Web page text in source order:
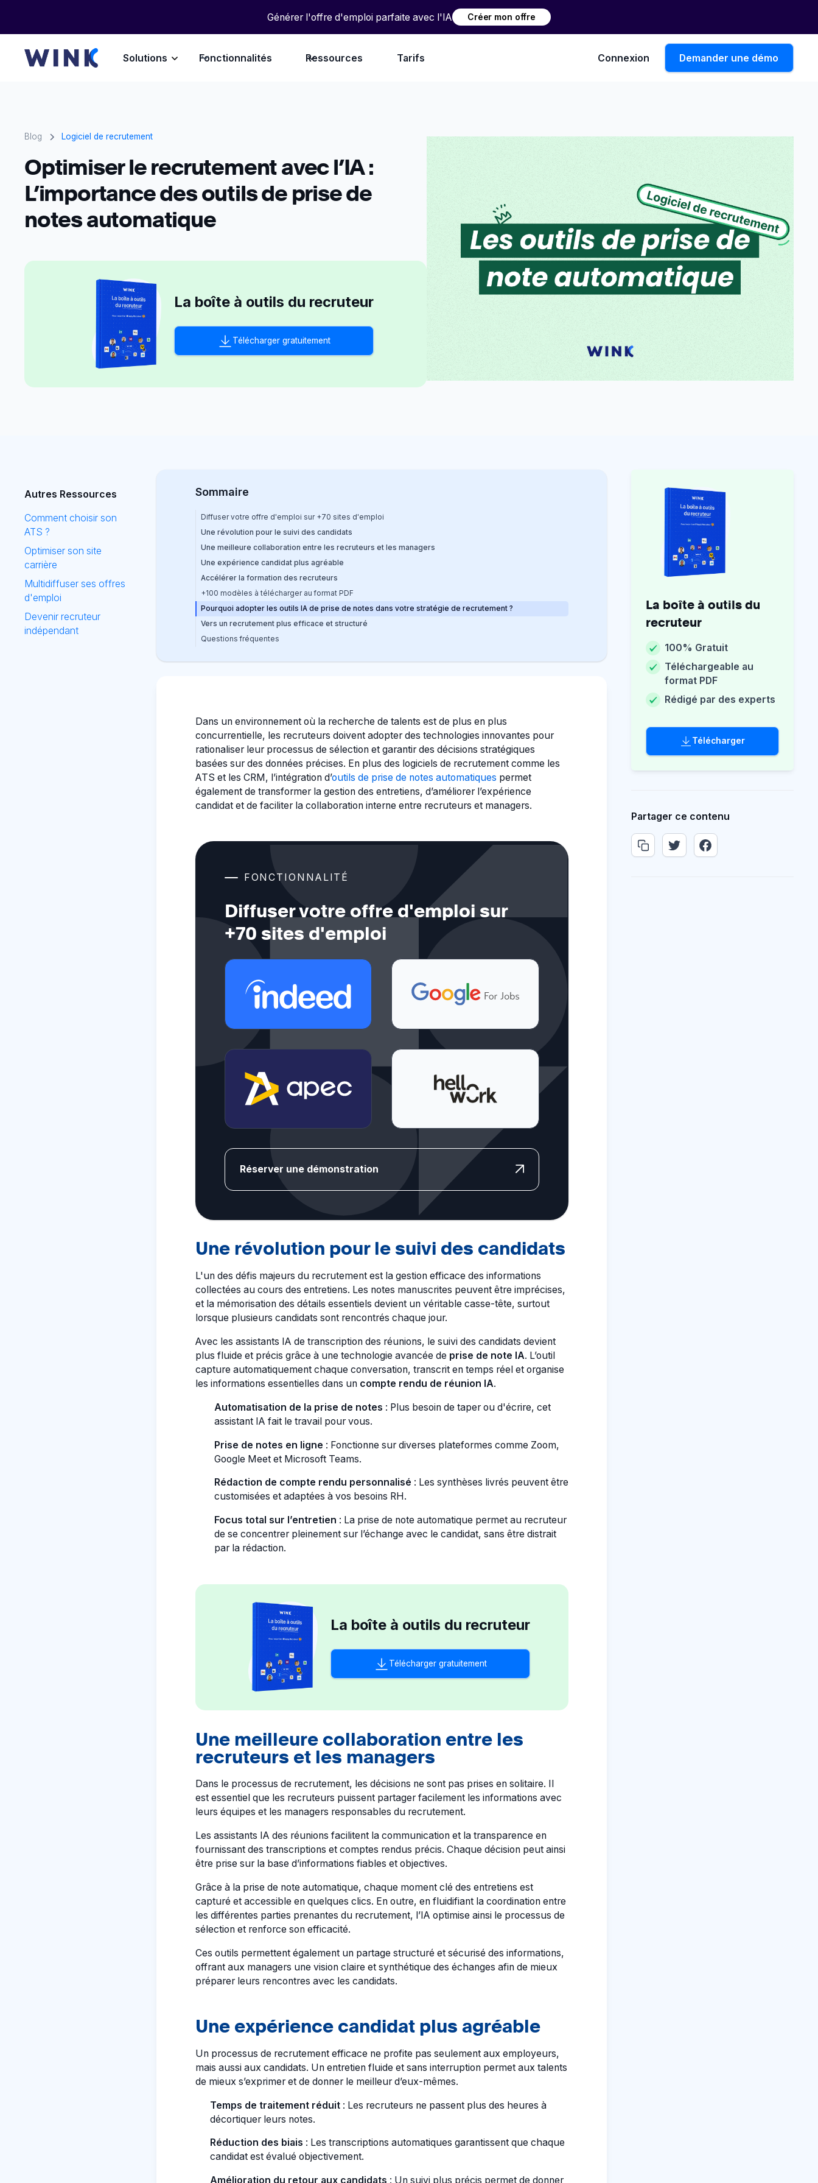
Générer l'offre d'emploi parfaite avec l'IA Créer mon offre
Solutions Fonctionnalités Ressources Tarifs Connexion Demander une démo
Blog Logiciel de recrutement
Optimiser le recrutement avec l’IA :
L’importance des outils de prise de
notes automatique
La boîte à outils du recruteur
Télécharger gratuitement
Autres Ressources
Comment choisir son
ATS ?
Optimiser son site
carrière
Multidiffuser ses offres
d'emploi
Devenir recruteur
indépendant
Sommaire
Diffuser votre offre d'emploi sur +70 sites d'emploi
Une révolution pour le suivi des candidats
Une meilleure collaboration entre les recruteurs et les managers
Une expérience candidat plus agréable
Accélérer la formation des recruteurs
+100 modèles à télécharger au format PDF
Pourquoi adopter les outils IA de prise de notes dans votre stratégie de recrutement ?
Vers un recrutement plus efficace et structuré
Questions fréquentes
Dans un environnement où la recherche de talents est de plus en plus
concurrentielle, les recruteurs doivent adopter des technologies innovantes pour
rationaliser leur processus de sélection et garantir des décisions stratégiques
basées sur des données précises. En plus des logiciels de recrutement comme les
ATS et les CRM, l’intégration d’outils de prise de notes automatiques permet
également de transformer la gestion des entretiens, d’améliorer l’expérience
candidat et de faciliter la collaboration interne entre recruteurs et managers.
FONCTIONNALITÉ
Diffuser votre offre d'emploi sur
+70 sites d'emploi
Réserver une démonstration
Une révolution pour le suivi des candidats
L'un des défis majeurs du recrutement est la gestion efficace des informations
collectées au cours des entretiens. Les notes manuscrites peuvent être imprécises,
et la mémorisation des détails essentiels devient un véritable casse-tête, surtout
lorsque plusieurs candidats sont rencontrés chaque jour.
Avec les assistants IA de transcription des réunions, le suivi des candidats devient
plus fluide et précis grâce à une technologie avancée de prise de note IA. L’outil
capture automatiquement chaque conversation, transcrit en temps réel et organise
les informations essentielles dans un compte rendu de réunion IA.
Automatisation de la prise de notes : Plus besoin de taper ou d'écrire, cet
assistant IA fait le travail pour vous.
Prise de notes en ligne : Fonctionne sur diverses plateformes comme Zoom,
Google Meet et Microsoft Teams.
Rédaction de compte rendu personnalisé : Les synthèses livrés peuvent être
customisées et adaptées à vos besoins RH.
Focus total sur l’entretien : La prise de note automatique permet au recruteur
de se concentrer pleinement sur l’échange avec le candidat, sans être distrait
par la rédaction.
La boîte à outils du recruteur
Télécharger gratuitement
Une meilleure collaboration entre les
recruteurs et les managers
Dans le processus de recrutement, les décisions ne sont pas prises en solitaire. Il
est essentiel que les recruteurs puissent partager facilement les informations avec
leurs équipes et les managers responsables du recrutement.
Les assistants IA des réunions facilitent la communication et la transparence en
fournissant des transcriptions et comptes rendus précis. Chaque décision peut ainsi
être prise sur la base d’informations fiables et objectives.
Grâce à la prise de note automatique, chaque moment clé des entretiens est
capturé et accessible en quelques clics. En outre, en fluidifiant la coordination entre
les différentes parties prenantes du recrutement, l’IA optimise ainsi le processus de
sélection et renforce son efficacité.
Ces outils permettent également un partage structuré et sécurisé des informations,
offrant aux managers une vision claire et synthétique des échanges afin de mieux
préparer leurs rencontres avec les candidats.
Une expérience candidat plus agréable
Un processus de recrutement efficace ne profite pas seulement aux employeurs,
mais aussi aux candidats. Un entretien fluide et sans interruption permet aux talents
de mieux s’exprimer et de donner le meilleur d’eux-mêmes.
Temps de traitement réduit: Les recruteurs ne passent plus des heures à
décortiquer leurs notes.
Réduction des biais : Les transcriptions automatiques garantissent que chaque
candidat est évalué objectivement.
Amélioration du retour aux candidats : Un suivi plus précis permet de donner
La boîte à outils du
recruteur
100% Gratuit
Téléchargeable au
format PDF
Rédigé par des experts
Télécharger
Partager ce contenu